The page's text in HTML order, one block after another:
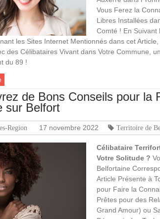
Vous Ferez la
Libres Installées
Comté ! En Suivant
les Sites Internet Mentionnés dans cet
des Célibataires Vivant dans Votre Commune,
du 89 !
de Bons Conseils pour la
sur Belfort
Region 17 novembre 2022 Territoire de
Célibataire
Votre Solitude ?
Belfortaine
Article Présente à
pour Faire la
Prêtes pour des
Grand Amour) ou